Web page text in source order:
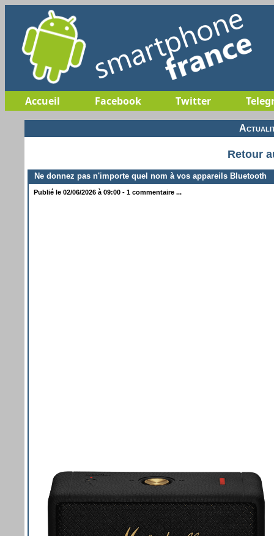
Accueil Facebook Twitter
Retour
Ne donnez pas n'importe quel nom à vos appareils Bluetooth
Publié le 02/06/2026 à 09:00 - 1 commentaire ...